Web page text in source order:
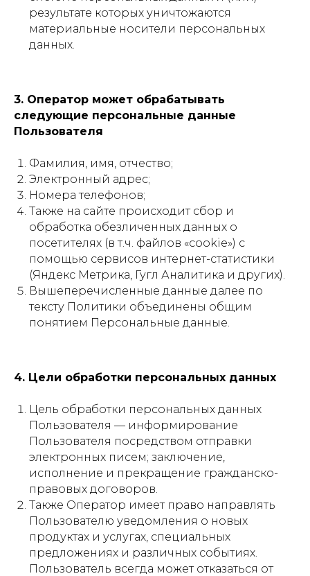
результате которых уничтожаются
материальные носители персональных
данных.
3. Оператор может обрабатывать
следующие персональные данные
Пользователя
Фамилия, имя, отчество;
Электронный адрес;
Номера телефонов;
Также на сайте происходит сбор и
обработка обезличенных данных о
посетителях (в т.ч. файлов «cookie») с
помощью сервисов интернет-статистики
(Яндекс Метрика, Гугл Аналитика и других).
Вышеперечисленные данные далее по
тексту Политики объединены общим
понятием Персональные данные.
4. Цели обработки персональных данных
Цель обработки персональных данных
Пользователя — информирование
Пользователя посредством отправки
электронных писем; заключение,
исполнение и прекращение гражданско-
правовых договоров.
Также Оператор имеет право направлять
Пользователю уведомления о новых
продуктах и услугах, специальных
предложениях и различных событиях.
Пользователь всегда может отказаться от